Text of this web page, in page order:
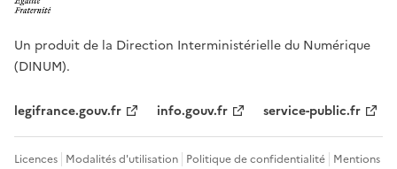
Un produit de la Direction Interministérielle du Numérique
(DINUM).
legifrance.gouv.fr info.gouv.fr service-public.fr
Licences Modalités d'utilisation Politique de confidentialité Mentions